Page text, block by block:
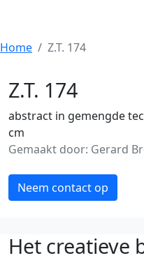
Home Z.T. 174
Z.T. 174
abstract in gemengde
cm
Gemaakt door: Gerard
Neem contact op
Het creatieve